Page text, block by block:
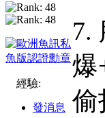
經驗:
發消息
7.
爆
偷